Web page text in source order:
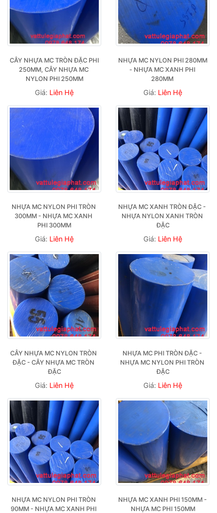
CÂY NHỰA MC TRÒN ĐẶC PHI
250MM, CÂY NHỰA MC
NYLON PHI 250MM
Giá: Liên Hệ
NHỰA MC NYLON PHI 280MM
- NHỰA MC XANH PHI
280MM
Giá: Liên Hệ
NHỰA MC NYLON PHI TRÒN
300MM - NHỰA MC XANH
PHI 300MM
Giá: Liên Hệ
NHỰA MC XANH TRÒN ĐẶC -
NHỰA NYLON XANH TRÒN
ĐẶC
Giá: Liên Hệ
CÂY NHỰA MC NYLON TRÒN
ĐẶC - CÂY NHỰA MC TRÒN
ĐẶC
Giá: Liên Hệ
NHỰA MC PHI TRÒN ĐẶC -
NHỰA MC NYLON PHI TRÒN
ĐẶC
Giá: Liên Hệ
NHỰA MC NYLON PHI TRÒN
90MM - NHỰA MC XANH PHI
NHỰA MC XANH PHI 150MM -
NHỰA MC PHI 150MM